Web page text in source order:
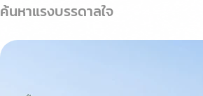
ค้นหาแรงบรรดาลใจ